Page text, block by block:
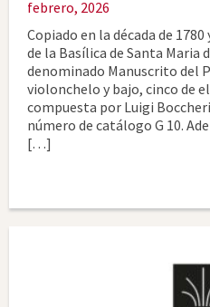
febrero, 2026
Copiado en la década de
de la Basílica de Santa Maria
denominado Manuscrito del
violonchelo y bajo, cinco de
compuesta por Luigi
número de catálogo G 10.
[…]